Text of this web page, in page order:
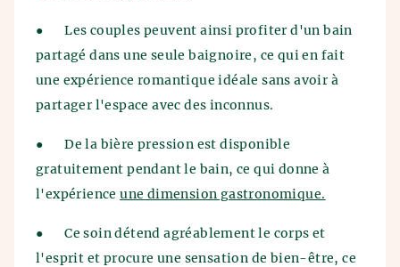
●
Les couples peuvent ainsi profiter d'un bain
partagé dans une seule baignoire, ce qui en fait
une expérience romantique idéale sans avoir à
partager l'espace avec des inconnus.
●
De la bière pression est disponible
gratuitement pendant le bain, ce qui donne à
l'expérienceune dimension gastronomique.
●
Ce soin détend agréablement le corps et
l'esprit et procure une sensation de bien-être, ce